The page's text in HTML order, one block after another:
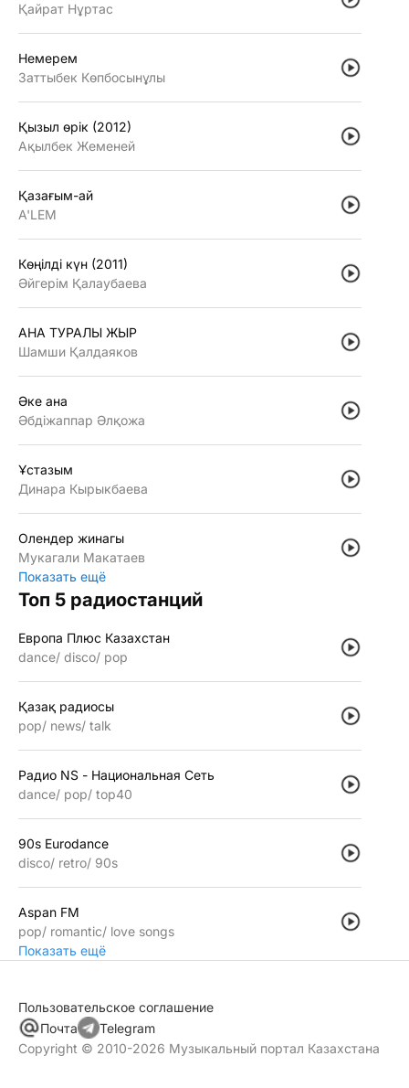
Қайрат Нұртас
Немерем
Заттыбек Көпбосынұлы
Қызыл өрiк (2012)
Ақылбек Жеменей
Қазағым-ай
A'LEM
Көңiлдi күн (2011)
Әйгерiм Қалаубаева
АНА ТУРАЛЫ ЖЫР
Шамши Қалдаяков
Әке ана
Әбдiжаппар Әлқожа
Ұстазым
Динара Кырыкбаева
Олендер жинагы
Мукагали Макатаев
Показать ещё
Топ 5 радиостанций
Европа Плюс Казахстан
dance disco pop
Қазақ радиосы
pop
news talk
Радио NS - Национальная Сеть
dance pop top40
90s Eurodance
disco retro 90s
Aspan FM
pop
romantic
love songs
Показать ещё
Пользовательское соглашение
Copyright © 2010-2026 Музыкальный портал Казахстана
Почта Telegram